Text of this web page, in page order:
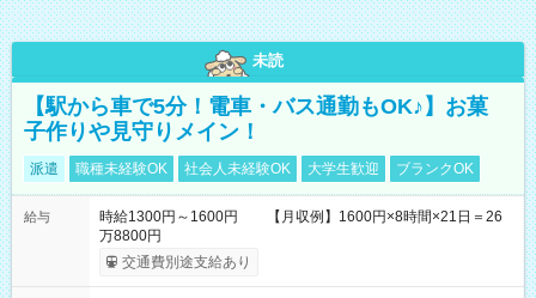
未読
【駅から車で5分！電車・バス通勤もOK♪】お菓
子作りや見守りメイン！
派遣 職種未経験OK 社会人未経験OK 大学生歓迎 ブランクOK
給与
時給1300円～1600円 【月収例】1600円×8時間×21日＝26
万8800円
交通費別途支給あり